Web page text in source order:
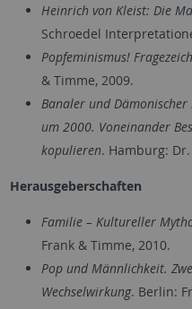
Heinrich von Kleist: Die
Schroedel
Popfeminismus!
& Timme, 2009.
Banaler und
um 2000. Voneinander
kopulieren. Hamburg: Dr.
Herausgeberschaften
Familie – Kultureller
Frank & Timme, 2010.
Pop und Männlichkeit.
Wechselwirkung. Berlin: